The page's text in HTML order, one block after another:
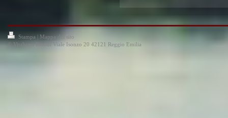
Stampa
Mappa del sito
© Vitaliano Biondi Viale Isonzo 20 42121 Reggio Emilia